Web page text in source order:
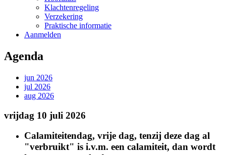
Klachtenregeling
Verzekering
Praktische informatie
Aanmelden
Agenda
jun 2026
jul 2026
aug 2026
vrijdag 10 juli 2026
Calamiteitendag, vrije dag, tenzij deze dag al
"verbruikt" is i.v.m. een calamiteit, dan wordt